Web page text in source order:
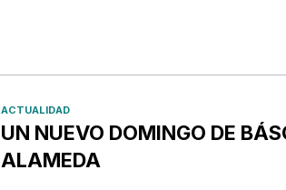
ACTUALIDAD
UN NUEVO DOMINGO DE
ALAMEDA